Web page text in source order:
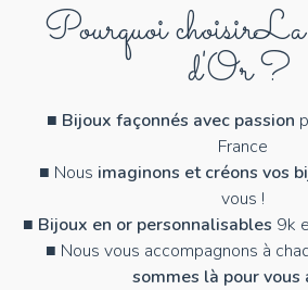
Pourquoi choisirLa
d'Or ?
■ Bijoux façonnés avec passion
France
■ Nous imaginons et créons vos
vous !
■ Bijoux en or personnalisables 9k
■ Nous vous accompagnons à
sommes là pour vous